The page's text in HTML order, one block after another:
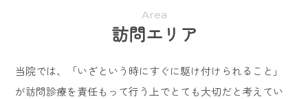
Area
訪問エリア
当院では、「いざという時にすぐに駆け付けられること」
が訪問診療を責任もって行う上でとても大切だと考えてい